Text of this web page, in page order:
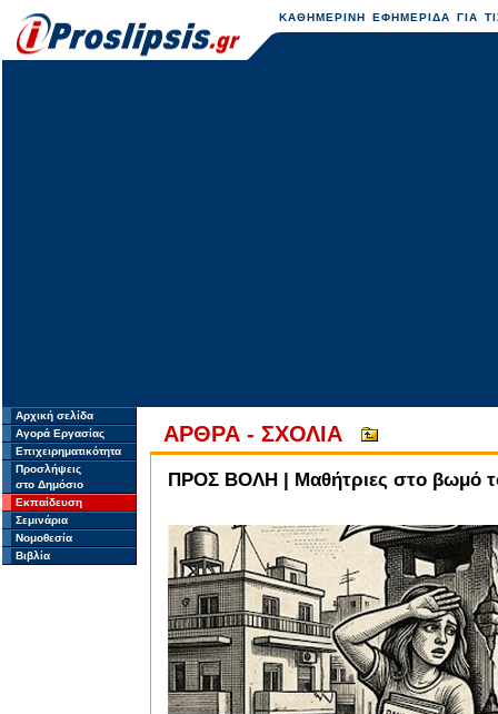
ΚΑΘΗΜΕΡΙΝΗ ΕΦΗΜΕΡΙΔΑ ΓΙΑ
Αρχική σελίδα
Αγορά Εργασίας
Επιχειρηματικότητα
Προσλήψεις
στο Δημόσιο
Εκπαίδευση
Σεμινάρια
Νομοθεσία
Βιβλία
ΑΡΘΡΑ - ΣΧΟΛΙΑ
ΠΡΟΣ ΒΟΛΗ | Μαθήτριες στο βωμό